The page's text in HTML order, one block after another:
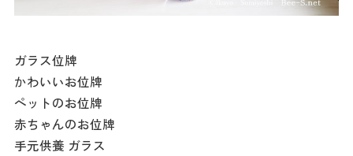
ガラス位牌
かわいいお位牌
ペットのお位牌
赤ちゃんのお位牌
手元供養 ガラス